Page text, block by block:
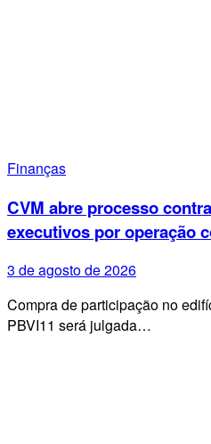
Finanças
CVM abre processo
executivos por operação
3 de agosto de 2026
Compra de participação no
PBVI11 será julgada…